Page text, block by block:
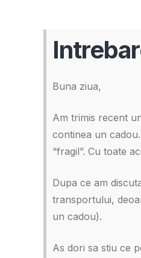
Buna ziua,
Am trimis recent
continea un
“fragil”. Cu toate
Dupa ce am
transportului,
un cadou).
As dori sa stiu ce